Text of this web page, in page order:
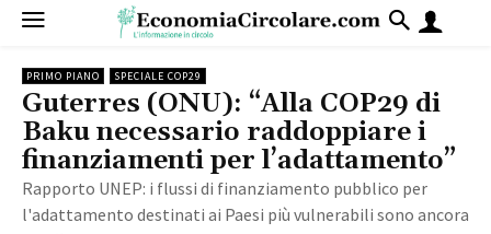
PRIMO PIANO SPECIALE COP29
Guterres (ONU): “Alla COP29 di
Baku necessario raddoppiare i
finanziamenti per l’adattamento”
Rapporto UNEP: i flussi di finanziamento pubblico per
l'adattamento destinati ai Paesi più vulnerabili sono ancora